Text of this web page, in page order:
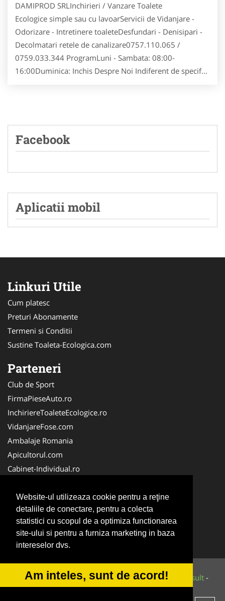
Website-ul utilizeaza cookie pentru a reţine
detaliile de conectare, pentru a colecta
statistici cu scopul de a optimiza functionarea
site-ului si pentru a furniza marketing in baza
intereselor dvs.
Am inteles, sunt de acord!
DAMIPROD SRLInchirieri / Vanzare Toalete
Ecologice simple sau cu lavoarServicii de Vidanjare -
Odorizare - Intretinere toaleteDesfundari - Denisipari -
Decolmatari retele de canalizare0757.110.065 /
0759.033.344 ProgramLuni - Sambata: 08:00-
16:00Duminica: Inchis Despre Noi Indiferent de specif...
Facebook
Aplicatii mobil
Linkuri Utile
Cum platesc
Preturi Abonamente
Termeni si Conditii
Sustine Toaleta-Ecologica.com
Parteneri
Club de Sport
FirmaPieseAuto.ro
InchiriereToaleteEcologice.ro
VidanjareFose.com
Ambalaje Romania
Apicultorul.com
Cabinet-Individual.ro
ConstructiiHaleMetalice.ro
FirmaDeratizare.ro
InstructorScoalaAuto.ro
SalonFrizerieCanina.com
© 2014-2026 Powered byVilonMedia&Tokaido Consult -